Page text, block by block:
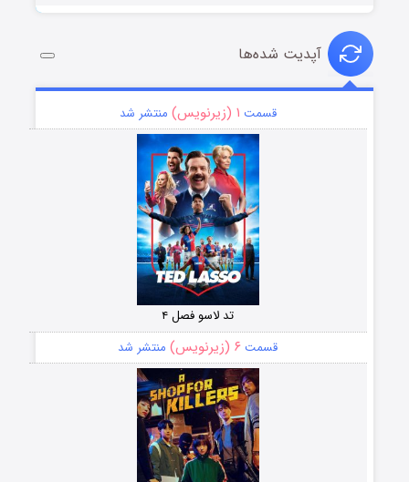
آپدیت شده‌ها
قسمت ۱ (زیرنویس) منتشر شد
تد لاسو فصل ۴
قسمت ۶ (زیرنویس) منتشر شد